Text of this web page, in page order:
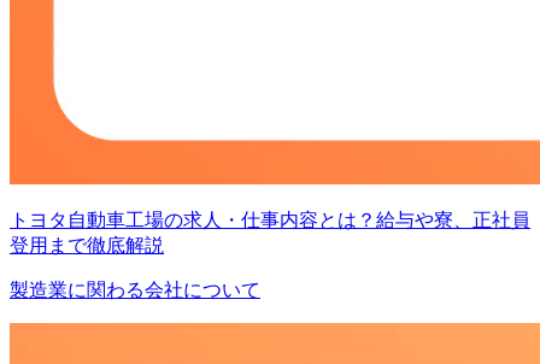
トヨタ自動車工場の求人・仕事内容とは？給与や寮、正社員
登用まで徹底解説
製造業に関わる会社について